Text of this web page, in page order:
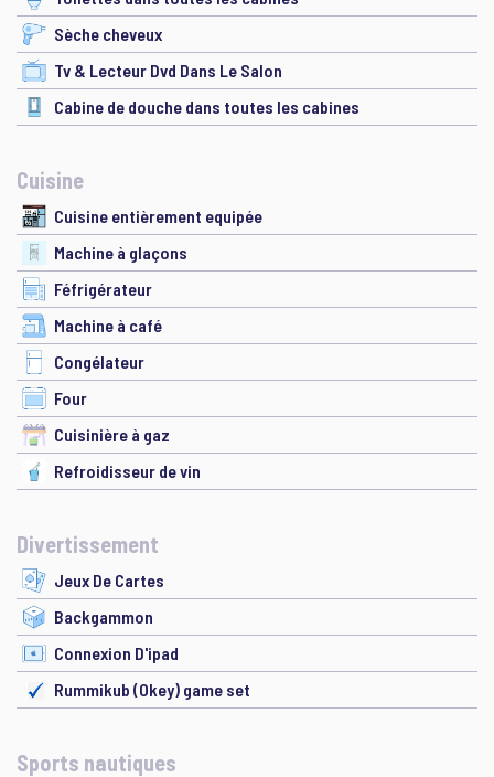
Sèche cheveux
Tv & Lecteur Dvd Dans Le Salon
Cabine de douche dans toutes les cabines
Cuisine
Cuisine entièrement equipée
Machine à glaçons
Féfrigérateur
Machine à café
Congélateur
Four
Cuisinière à gaz
Refroidisseur de vin
Divertissement
Jeux De Cartes
Backgammon
Connexion D'ipad
Rummikub (Okey) game set
Sports nautiques